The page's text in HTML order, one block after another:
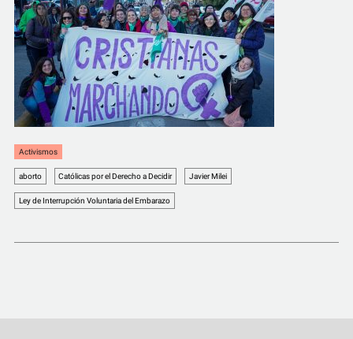
QUIÉNES SOMOS
Activismos
aborto Católicas por el Derecho a Decidir Javier Milei
Ley de Interrupción Voluntaria del Embarazo